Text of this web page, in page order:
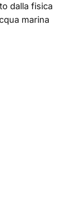
dalla fisica
marina